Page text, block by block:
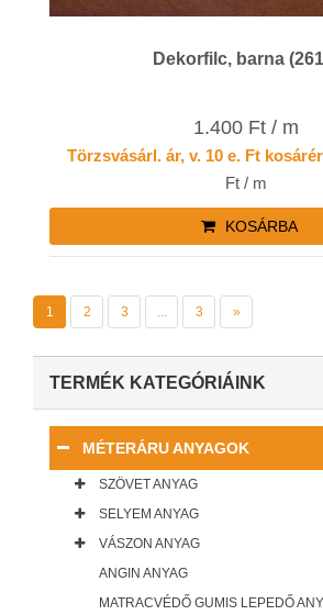
Dekorfilc, barna
1.400 Ft / m
Törzsvásárl. ár, v. 10 e. Ft
Ft / m
KOSÁRBA
1 2 3 ... 3 »
TERMÉK KATEGÓRIÁINK
MÉTERÁRU ANYAGOK
SZÖVET ANYAG
SELYEM ANYAG
VÁSZON ANYAG
ANGIN ANYAG
MATRACVÉDŐ GUMIS LEPEDŐ